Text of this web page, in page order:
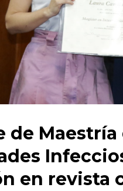
de
en revista